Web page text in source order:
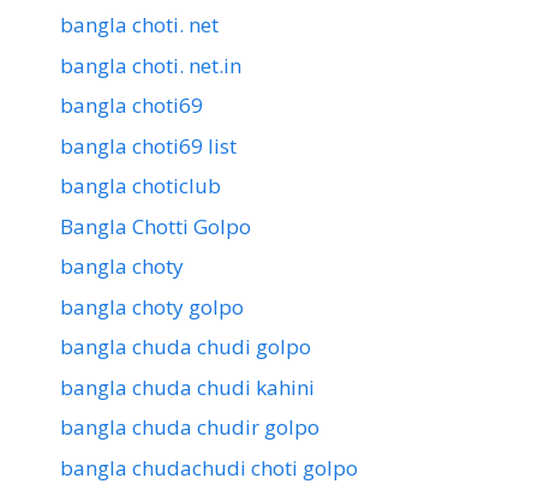
bangla choti. net
bangla choti. net.in
bangla choti69
bangla choti69 list
bangla choticlub
Bangla Chotti Golpo
bangla choty
bangla choty golpo
bangla chuda chudi golpo
bangla chuda chudi kahini
bangla chuda chudir golpo
bangla chudachudi choti golpo